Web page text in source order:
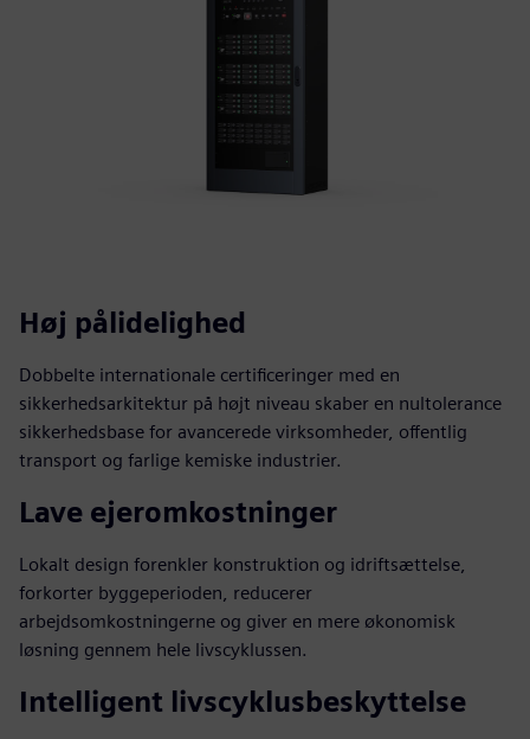
Høj pålidelighed
Dobbelte internationale certificeringer med en
sikkerhedsarkitektur på højt niveau skaber en nultolerance
sikkerhedsbase for avancerede virksomheder, offentlig
transport og farlige kemiske industrier.
Lave ejeromkostninger
Lokalt design forenkler konstruktion og idriftsættelse,
forkorter byggeperioden, reducerer
arbejdsomkostningerne og giver en mere økonomisk
løsning gennem hele livscyklussen.
Intelligent livscyklusbeskyttelse